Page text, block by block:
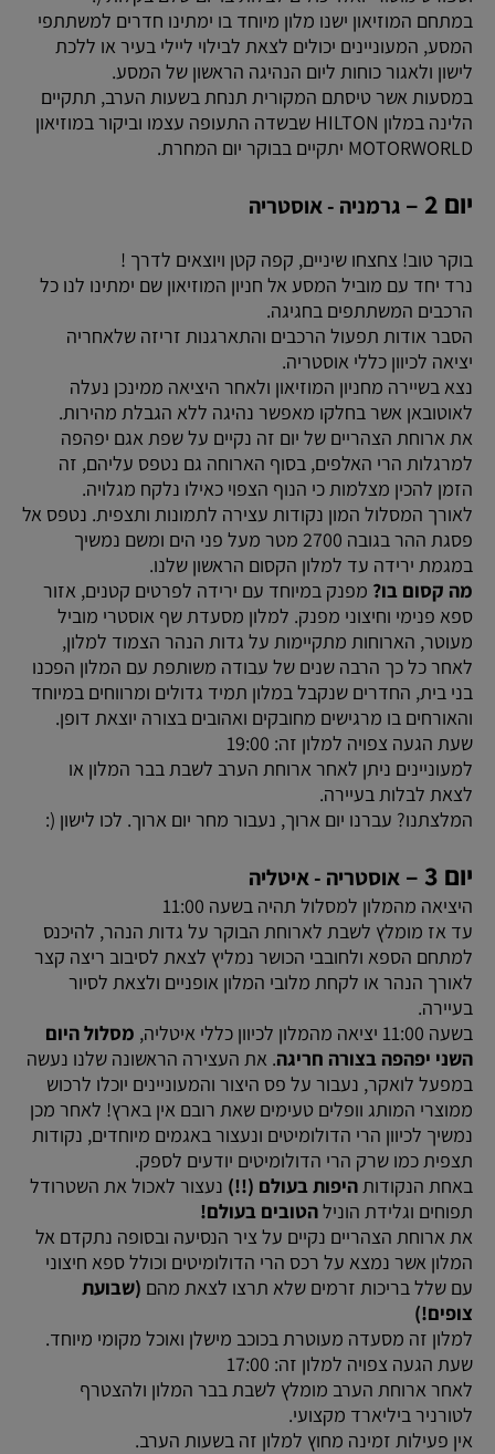
במתחם המוזיאון ישנו מלון מיוחד בו ימתינו חדרים למשתתפי
המסע, המעוניינים יכולים לצאת לבילוי ליילי בעיר או ללכת
לישון ולאגור כוחות ליום הנהיגה הראשון של המסע.
במסעות אשר טיסתם המקורית תנחת בשעות הערב, תתקיים
הלינה במלון HILTON שבשדה התעופה עצמו וביקור במוזיאון
MOTORWORLD יתקיים בבוקר יום המחרת.
יום 2 – גרמניה - אוסטריה
בוקר טוב! צחצחו שיניים, קפה קטן ויוצאים לדרך !
נרד יחד עם מוביל המסע אל חניון המוזיאון שם ימתינו לנו כל
הרכבים המשתתפים בחגיגה.
הסבר אודות תפעול הרכבים והתארגנות זריזה שלאחריה
יציאה לכיוון כללי אוסטריה.
נצא בשיירה מחניון המוזיאון ולאחר היציאה ממינכן נעלה
לאוטובאן אשר בחלקו מאפשר נהיגה ללא הגבלת מהירות.
את ארוחת הצהריים של יום זה נקיים על שפת אגם יפהפה
למרגלות הרי האלפים, בסוף הארוחה גם נטפס עליהם, זה
הזמן להכין מצלמות כי הנוף הצפוי כאילו נלקח מגלויה.
לאורך המסלול המון נקודות עצירה לתמונות ותצפית. נטפס אל
פסגת ההר בגובה 2700 מטר מעל פני הים ומשם נמשיך
במגמת ירידה עד למלון הקסום הראשון שלנו.
מה קסום בו? מפנק במיוחד עם ירידה לפרטים קטנים, אזור
ספא פנימי וחיצוני מפנק. למלון מסעדת שף אוסטרי מוביל
מעוטר, הארוחות מתקיימות על גדות הנהר הצמוד למלון,
לאחר כל כך הרבה שנים של עבודה משותפת עם המלון הפכנו
בני בית, החדרים שנקבל במלון תמיד גדולים ומרווחים במיוחד
והאורחים בו מרגישים מחובקים ואהובים בצורה יוצאת דופן.
שעת הגעה צפויה למלון זה: 19:00
למעוניינים ניתן לאחר ארוחת הערב לשבת בבר המלון או
לצאת לבלות בעיירה.
המלצתנו? עברנו יום ארוך, נעבור מחר יום ארוך. לכו לישון (:
יום 3 – אוסטריה - איטליה
היציאה מהמלון למסלול תהיה בשעה 11:00
עד אז מומלץ לשבת לארוחת הבוקר על גדות הנהר, להיכנס
למתחם הספא ולחובבי הכושר נמליץ לצאת לסיבוב ריצה קצר
לאורך הנהר או לקחת מלובי המלון אופניים ולצאת לסיור
בעיירה.
בשעה 11:00 יציאה מהמלון לכיוון כללי איטליה,
מסלול היום
השני יפהפה בצורה חריגה. את העצירה הראשונה שלנו נעשה
במפעל לואקר, נעבור על פס היצור והמעוניינים יוכלו לרכוש
ממוצרי המותג וופלים טעימים שאת רובם אין בארץ! לאחר מכן
נמשיך לכיוון הרי הדולומיטים ונעצור באגמים מיוחדים, נקודות
תצפית כמו שרק הרי הדולומיטים יודעים לספק.
באחת הנקודותהיפות בעולם (!!) נעצור לאכול את השטרודל
תפוחים וגלידת הונילהטובים בעולם!
את ארוחת הצהריים נקיים על ציר הנסיעה ובסופה נתקדם אל
המלון אשר נמצא על רכס הרי הדולומיטים וכולל ספא חיצוני
עם שלל בריכות זרמים שלא תרצו לצאת מהם (שבועת
צופים!)
למלון זה מסעדה מעוטרת בכוכב מישלן ואוכל מקומי מיוחד.
שעת הגעה צפויה למלון זה: 17:00
לאחר ארוחת הערב מומלץ לשבת בבר המלון ולהצטרף
לטורניר ביליארד מקצועי.
אין פעילות זמינה מחוץ למלון זה בשעות הערב.